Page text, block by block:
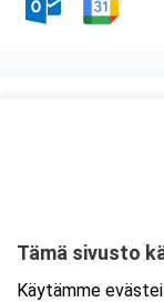
Tarkempi kartta
Tämä sivusto
Käytämme